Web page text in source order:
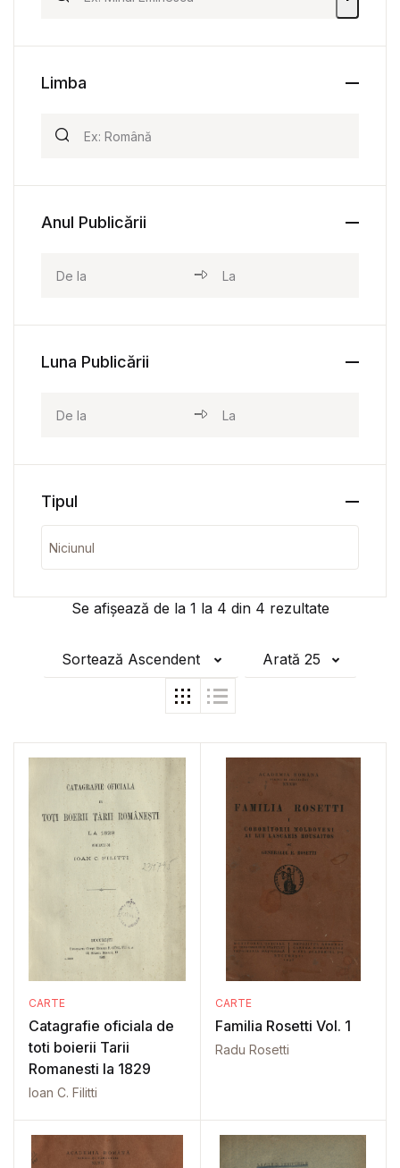
Se afișează de la 1 la 4 din 4 rezultate
Sortează Ascendent Arată 25
CARTE
Catagrafie oficiala de
toti boierii Tarii
Romanesti la 1829
Ioan C. Filitti
CARTE
Familia Rosetti Vol. 1
Radu Rosetti
Limba
Anul Publicării
Luna Publicării
Tipul